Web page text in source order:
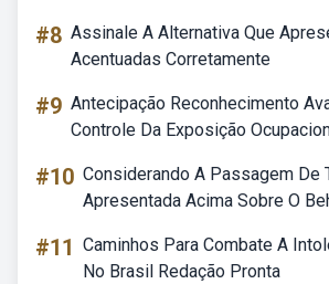
#8 Assinale A Alternativa Que
Acentuadas Corretamente
#9 Antecipação Reconhecimento
Controle Da Exposição
#10 Considerando A Passagem De
Apresentada Acima Sobre O
#11 Caminhos Para Combate A
No Brasil Redação Pronta